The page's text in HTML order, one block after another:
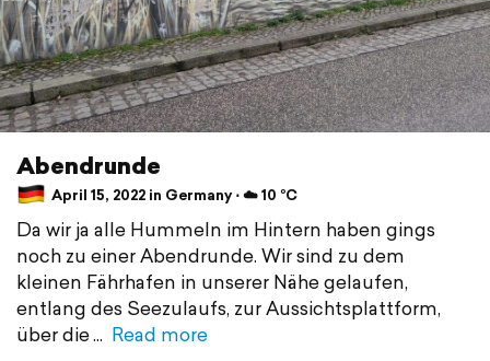
Abendrunde
April 15, 2022 in Germany ⋅ ☁️ 10 °C
Da wir ja alle Hummeln im Hintern haben gings
noch zu einer Abendrunde. Wir sind zu dem
kleinen Fährhafen in unserer Nähe gelaufen,
entlang des Seezulaufs, zur Aussichtsplattform,
über die
Read more